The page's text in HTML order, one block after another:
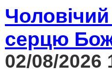
серцю
02/08/2026